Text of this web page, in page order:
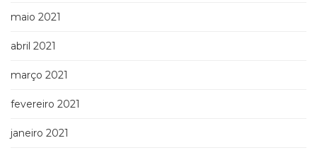
maio 2021
abril 2021
março 2021
fevereiro 2021
janeiro 2021